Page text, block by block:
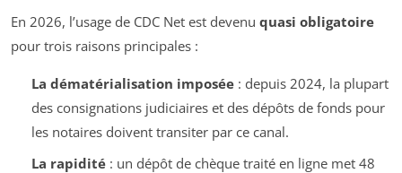
En 2026, l’usage de CDC Net est devenu quasi obligatoire
pour trois raisons principales :
La dématérialisation imposée: depuis 2024, la plupart
des consignations judiciaires et des dépôts de fonds pour
les notaires doivent transiter par ce canal.
La rapidité: un dépôt de chèque traité en ligne met 48